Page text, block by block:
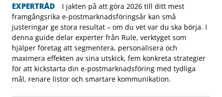
EXPERTRÅD
I jakten på att göra 2026 till ditt mest
framgångsrika e-postmarknadsföringsår kan små
justeringar ge stora resultat – om du vet var du ska börja. I
denna guide delar experter från Rule, verktyget som
hjälper företag att segmentera, personalisera och
maximera effekten av sina utskick, fem konkreta strategier
för att kickstarta din e-postmarknadsföring med tydliga
mål, renare listor och smartare kommunikation.